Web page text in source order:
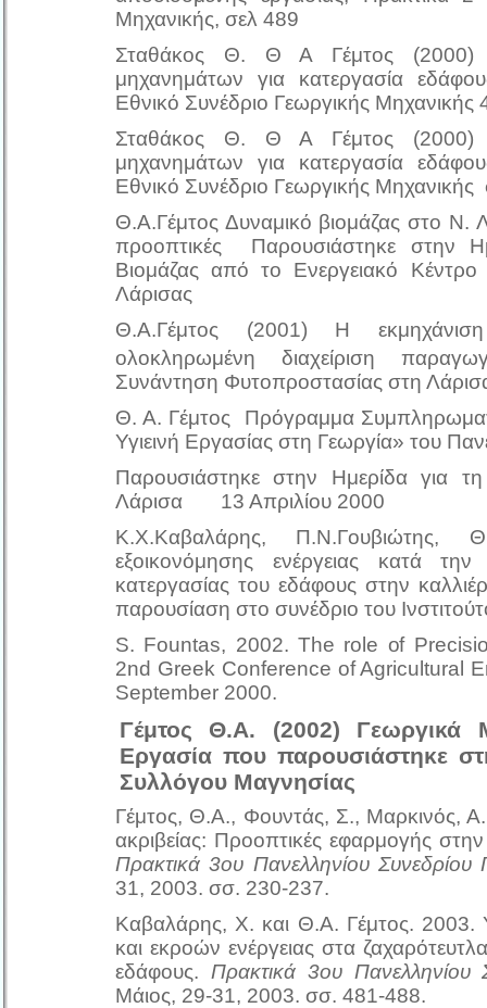
Μηχανικής, σελ 489
Σταθάκος Θ. Θ Α Γέμτος (2000)
μηχανημάτων για κατεργασία
Εθνικό Συνέδριο Γεωργικής
Σταθάκος Θ. Θ Α Γέμτος (2000)
μηχανημάτων για κατεργασία
Εθνικό Συνέδριο Γεωργικής
Θ.Α.Γέμτος Δυναμικό βιομάζας στο Ν.
προοπτικές Παρουσιάστηκε στην
Βιομάζας από το Ενεργειακό Κέντρο
Λάρισας
Θ.Α.Γέμτος (2001) Η
ολοκληρωμένη διαχείριση
Συνάντηση Φυτοπροστασίας στη
Θ. Α. Γέμτος Πρόγραμμα
Υγιεινή Εργασίας στη Γεωργία» του
Παρουσιάστηκε στην Ημερίδα για
Λάρισα 13 Απριλίου 2000
Κ.Χ.Καβαλάρης, Π.Ν.Γουβιώτης,
εξοικονόμησης ενέργειας κατά
κατεργασίας του εδάφους στην
παρουσίαση στο συνέδριο του
S. Fountas, 2002. The role of
2nd Greek Conference of Agricultural
September 2000.
Γέμτος Θ.Α. (2002) Γεωργικά
Εργασία που παρουσιάστηκε
Συλλόγου Μαγνησίας
Γέμτος, Θ.Α., Φουντάς, Σ., Μαρκινός,
ακριβείας: Προοπτικές εφαρμογής
Πρακτικά 3ου Πανελληνίου Συνεδρίου
31, 2003. σσ. 230-237.
Καβαλάρης, Χ. και Θ.Α. Γέμτος. 2003.
και εκροών ενέργειας στα
εδάφους. Πρακτικά 3ου Πανελληνίου
Μάιος, 29-31, 2003. σσ. 481-488.